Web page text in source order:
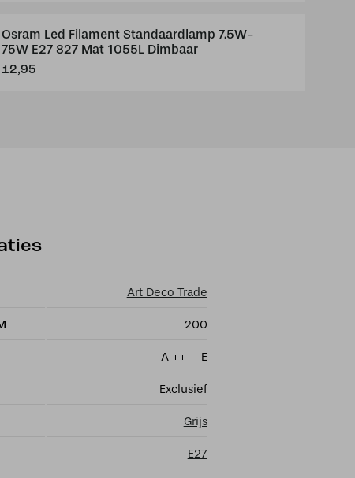
Osram Led Filament Standaardlamp 7.5W-
75W E27 827 Mat 1055L Dimbaar
12,95
Art Deco Trade
200
A ++ – E
Exclusief
Grijs
E27